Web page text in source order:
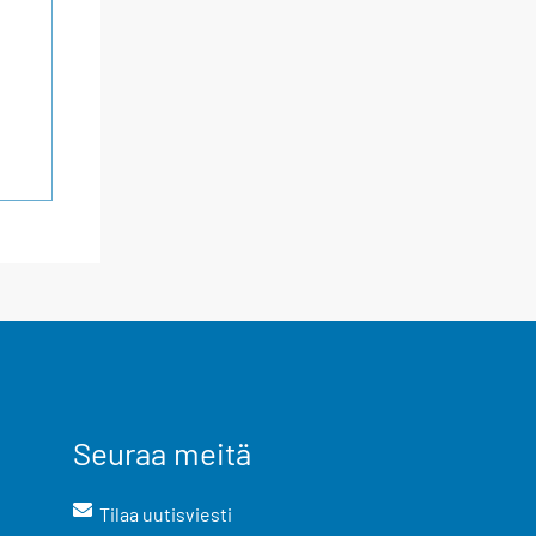
Seuraa meitä
Tilaa uutisviesti